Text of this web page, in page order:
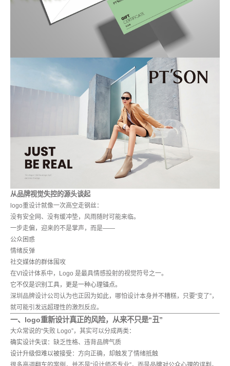
从品牌视觉失控的源头谈起
logo重设计就像一次高空走钢丝：
没有安全网、没有缓冲垫，风雨随时可能来临。
一步走偏，迎来的不是掌声，而是——
公众困惑
情绪反弹
社交媒体的群体围攻
在VI设计体系中，Logo 是最具情感投射的视觉符号之一。
它不仅是识别工具，更是一种心理锚点。
深圳品牌设计公司认为也正因为如此，哪怕设计本身并不糟糕，只要“变了”，
就可能引发远超理性的激烈反应。
一、logo重新设计真正的风险，从来不只是“丑”
大众常说的“失败 Logo”，其实可以分成两类：
确实设计失误：缺乏性格、违背品牌气质
设计升级但难以被接受 ：方向正确，却触发了情绪抵触